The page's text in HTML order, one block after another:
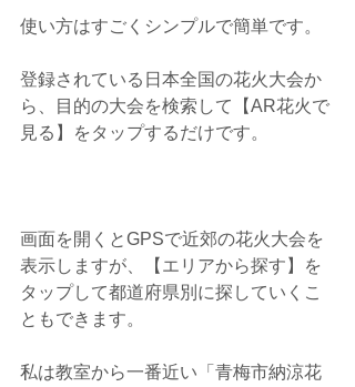
使い方はすごくシンプルで簡単です。
登録されている日本全国の花火大会か
ら、目的の大会を検索して【AR花火で
見る】をタップするだけです。
画面を開くとGPSで近郊の花火大会を
表示しますが、【エリアから探す】を
タップして都道府県別に探していくこ
ともできます。
私は教室から一番近い「青梅市納涼花